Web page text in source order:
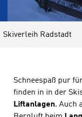
Skiverleih Radstadt
Schneespaß pur
finden in in der
Liftanlagen. Auch